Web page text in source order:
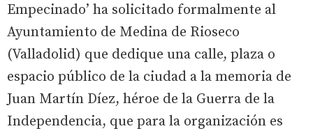
Empecinado’ ha solicitado formalmente al
Ayuntamiento de Medina de Rioseco
(Valladolid) que dedique una calle, plaza o
espacio público de la ciudad a la memoria de
Juan Martín Díez, héroe de la Guerra de la
Independencia, que para la organización es